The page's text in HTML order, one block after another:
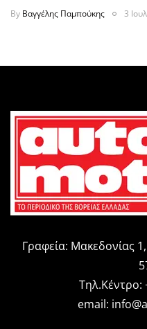
By Βαγγέλης Παμπούκης 3
Γραφεία: Μακεδονίας
Τηλ.Κέντρο:
email: